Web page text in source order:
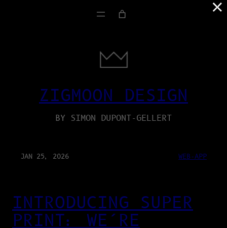
ZIGMOON DESIGN
BY SIMON DUPONT-GELLERT
JAN 25, 2026 WEB-APP
INTRODUCING SUPER
PRINT: WE’RE
×